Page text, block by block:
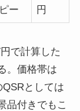
ピー
円
で計算した
。価格帯は
としては
品付きでもこ